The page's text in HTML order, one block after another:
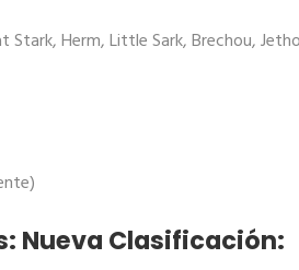
Stark, Herm, Little Sark, Brechou,
Nueva Clasificación: